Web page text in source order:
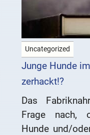
Uncategorized
Junge Hunde
zerhackt!?
Das
Frage nach,
Hunde und/